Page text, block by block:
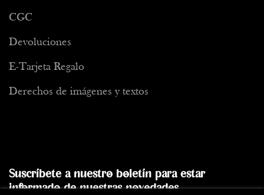
CGC
Devoluciones
E-Tarjeta Regalo
Derechos de imágenes y textos
Suscríbete a nuestro boletín para estar
informado de nuestras novedades